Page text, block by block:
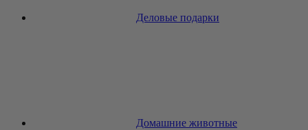
Деловые подарки
Домашние животные